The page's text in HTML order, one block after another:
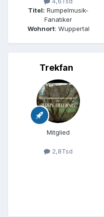
Titel: Rumpelmusik-
Fanatiker
Wohnort: Wuppertal
Trekfan
Mitglied
2,8Tsd